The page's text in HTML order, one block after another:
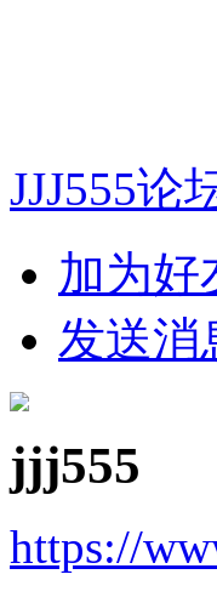
JJJ555论
加为好
发送消
jjj555
https://